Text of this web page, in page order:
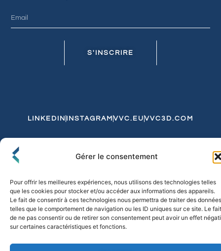
Gérer le consentement
Pour offrir les meilleures expériences, nous utilisons des technologies telles
que les cookies pour stocker et/ou accéder aux informations des appareils.
Le fait de consentir à ces technologies nous permettra de traiter des données
telles que le comportement de navigation ou les ID uniques sur ce site. Le fait
de ne pas consentir ou de retirer son consentement peut avoir un effet
sur certaines caractéristiques et fonctions.
S'INSCRIRE
LINKEDIN INSTAGRAM VVC.EU VVC3D.COM
Politique de Confidentialité et de CookiesExpédition et Livraison
© 2026 FLO & CO. All Rights Reserved